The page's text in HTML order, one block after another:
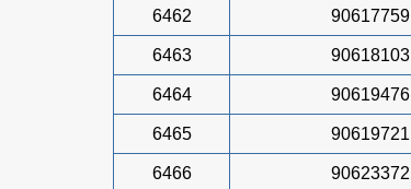
6462 90617759
6463 90618103
6464 90619476
6465 90619721
6466 90623372